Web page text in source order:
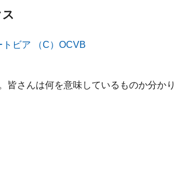
皆さんは何を意味しているものか分かり